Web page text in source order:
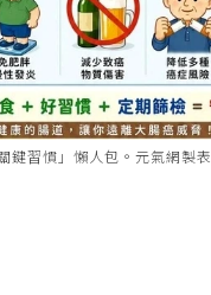
鍵習慣」懶人包。元氣網製表